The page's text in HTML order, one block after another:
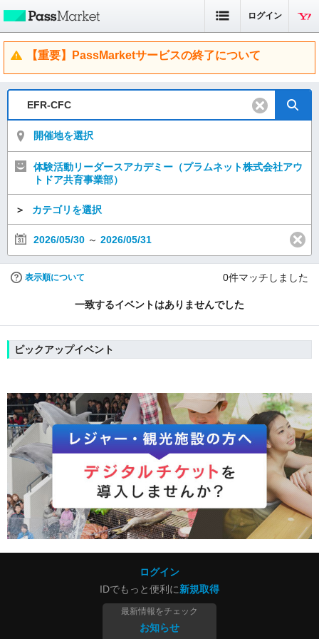
ログイン
【重要】PassMarketサービスの終了について
開催地を選択
体験活動リーダースアカデミー（プラムネット株式会社アウ
トドア共育事業部）
＞ カテゴリを選択
2026/05/30 ～ 2026/05/31
表示順について 0件マッチしました
一致するイベントはありませんでした
ピックアップイベント
ログイン
IDでもっと便利に新規取得
最新情報をチェック
お知らせ